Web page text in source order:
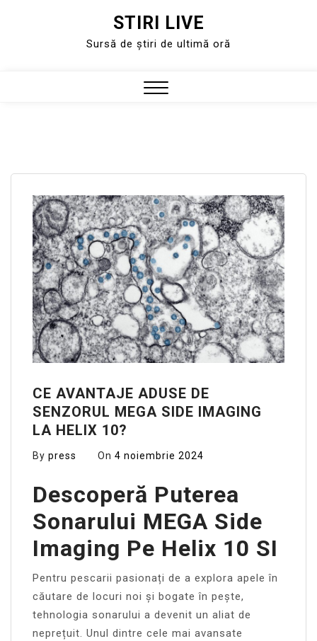
STIRI LIVE
Sursă de știri de ultimă oră
CE AVANTAJE ADUSE DE
SENZORUL MEGA SIDE IMAGING
LA HELIX 10?
By press On 4 noiembrie 2024
Descoperă Puterea
Sonarului MEGA Side
Imaging Pe Helix 10 SI
Pentru pescarii pasionați de a explora apele în
căutare de locuri noi și bogate în pește,
tehnologia sonarului a devenit un aliat de
neprețuit. Unul dintre cele mai avansate